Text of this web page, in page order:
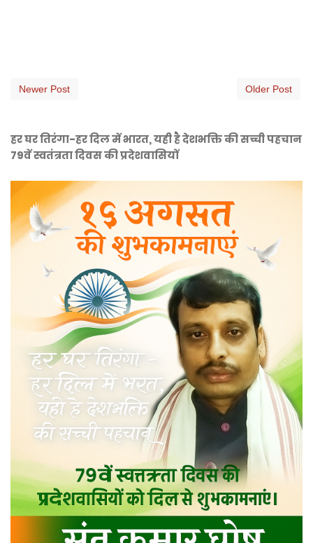
Newer Post Older Post
हर घर तिरंगा-हर दिल में भारत, यही है देशभक्ति की सच्ची पहचान
79वें स्वतंत्रता दिवस की प्रदेशवासियों